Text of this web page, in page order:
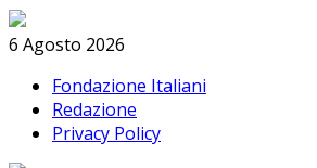
Skip
to
Search
6 Agosto 2026
Fondazione Italiani
Redazione
Privacy Policy